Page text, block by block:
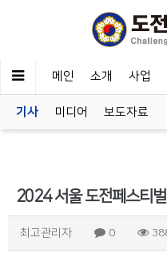
메인 소개 사업
기사 미디어 보도자료
2024 서울 도전페스티
최고관리자 0